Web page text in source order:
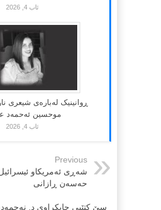
ئاب 4, 2026
ڕوانینیک لەبارەى شیعرى
موحسین ئەحمەد
ئاب 4, 2026
Previous
شەڕی ئەمریکاو
حەسەن ڕازانی
سێ کتێبی چاپکراوی د.